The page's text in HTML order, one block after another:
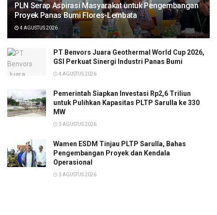
PLN Serap Aspirasi Masyarakat untuk Pengembangan
Proyek Panas Bumi Flores-Lembata
4 AGUSTUS 2026
PT Benvors Juara Geothermal World Cup 2026,
GSI Perkuat Sinergi Industri Panas Bumi
4 AGUSTUS 2026
Pemerintah Siapkan Investasi Rp2,6 Triliun
untuk Pulihkan Kapasitas PLTP Sarulla ke 330
MW
3 AGUSTUS 2026
Wamen ESDM Tinjau PLTP Sarulla, Bahas
Pengembangan Proyek dan Kendala
Operasional
3 AGUSTUS 2026